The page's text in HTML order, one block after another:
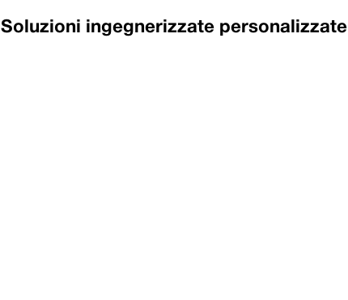
Soluzioni ingegnerizzate personalizzate